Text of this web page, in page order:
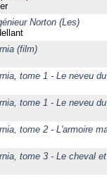
Norton (Les)
(film)
tome 1 - Le neveu
tome 1 - Le neveu
tome 2 - L'armoire
tome 3 - Le cheval